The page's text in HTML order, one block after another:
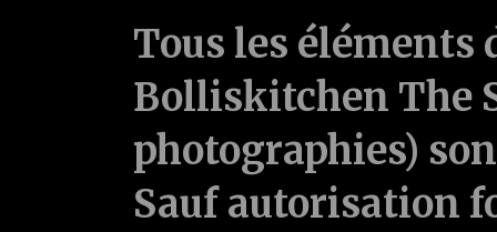
Tous les
Bolliskitchen The
photographies)
Sauf autorisation